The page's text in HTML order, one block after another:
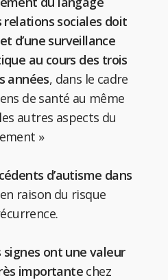
relations sociales doit
d’une surveillance
au cours des trois
années, dans le cadre
de santé au même
autres aspects du
»
d’autisme dans
en raison du risque
signes ont une valeur
importantechez